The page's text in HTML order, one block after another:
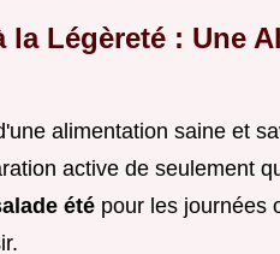
la Légèreté : Une
alimentation saine et
active de seulement
été pour les journées